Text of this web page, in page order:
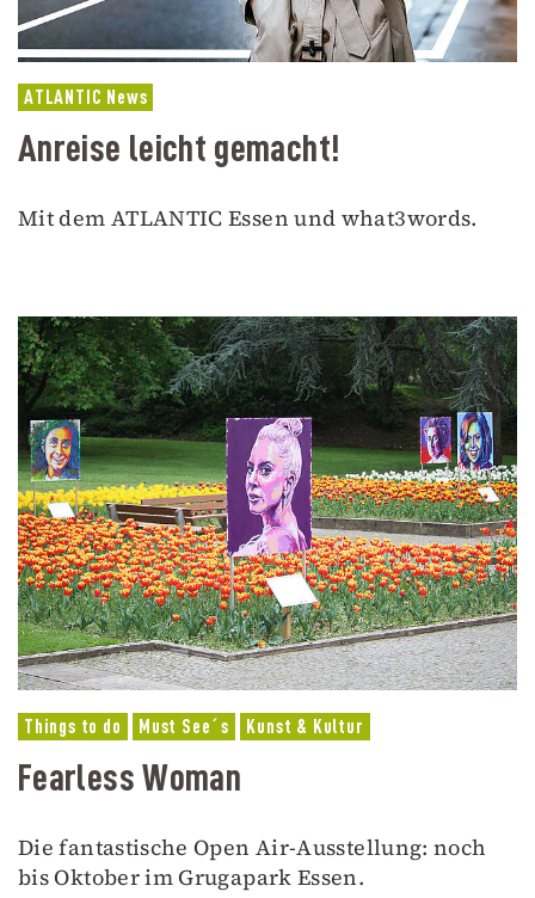
ATLANTIC News
Anreise leicht gemacht!
Mit dem ATLANTIC Essen und what3words.
Things to do Must See´s Kunst & Kultur
Fearless Woman
Die fantastische Open Air-Ausstellung: noch
bis Oktober im Grugapark Essen.